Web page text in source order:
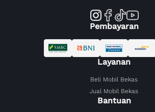
Pembayaran
Layanan
Beli Mobil Bekas
Jual Mobil Bekas
Bantuan